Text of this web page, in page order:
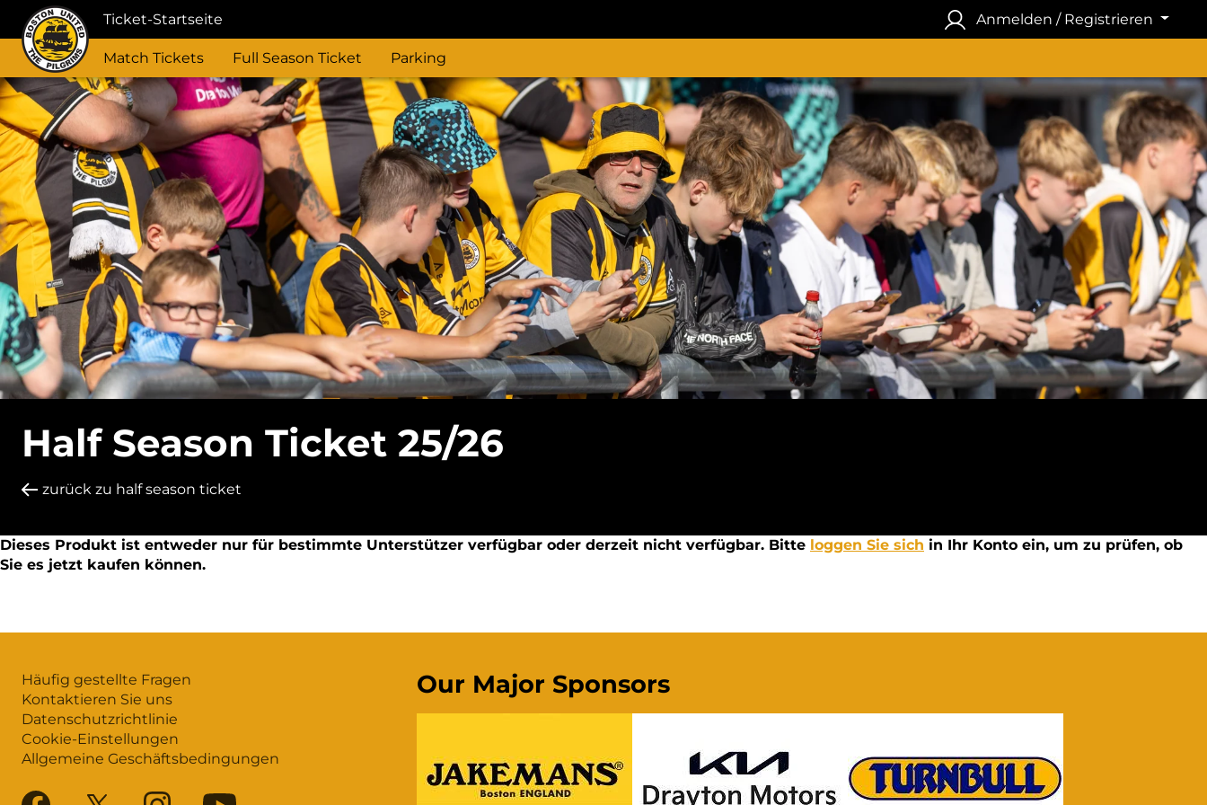
Ticket-Startseite Anmelden / Registrieren
Match Tickets Full Season Ticket Parking
Half Season Ticket 25/26
zurück zu half season ticket
Dieses Produkt ist entweder nur für bestimmte Unterstützer verfügbar oder derzeit nicht verfügbar. Bitte loggen Sie sich in Ihr Konto ein, um zu prüfen, ob
Sie es jetzt kaufen können.
Häufig gestellte Fragen
Kontaktieren Sie uns
Datenschutzrichtlinie
Cookie-Einstellungen
Allgemeine Geschäftsbedingungen
Our Major Sponsors